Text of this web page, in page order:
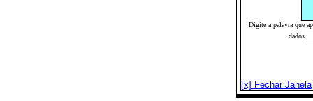
Digite a palavra que
dados
[x] Fechar Janela